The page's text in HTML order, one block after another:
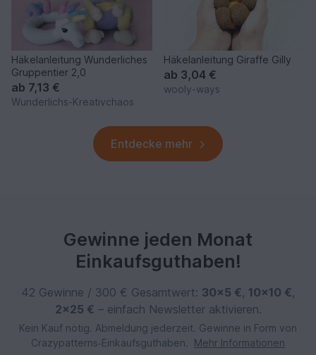
Häkelanleitung Wunderliches
Gruppentier 2,0
ab 7,13 €
Wunderlichs-Kreativchaos
Häkelanleitung Giraffe Gilly
ab 3,04 €
wooly-ways
Entdecke mehr
Gewinne jeden Monat
Einkaufsguthaben!
42 Gewinne / 300 € Gesamtwert: 30×5 €, 10×10 €,
2×25 € – einfach Newsletter aktivieren.
Kein Kauf nötig. Abmeldung jederzeit. Gewinne in Form von
Crazypatterns‑Einkaufsguthaben.
Mehr Informationen